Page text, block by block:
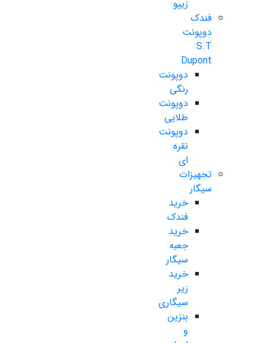
زیپو
فندک
دوپونت
S.T
Dupont
دوپونت
رنگی
دوپونت
طلایی
دوپونت
نقره
ای
تجهیزات
سیگار
خرید
فندک
خرید
جعبه
سیگار
خرید
زیر
سیگاری
بنزین
و